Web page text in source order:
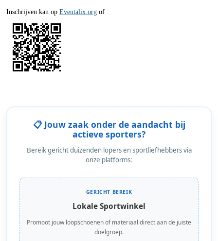
Inschrijven kan op Eventalix.org of
📋 Jouw zaak onder de aandacht bij
actieve sporters?
Bereik gericht duizenden lopers en sportliefhebbers via
onze platforms:
GERICHT BEREIK
Lokale Sportwinkel
Promoot jouw loopschoenen of materiaal direct aan de juiste
doelgroep.